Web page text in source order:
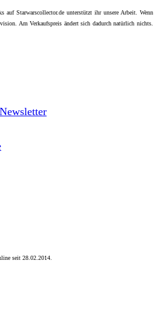
auf Starwarscollector.de unterstützt ihr unsere Arbeit. Wenn
Am Verkaufspreis ändert sich dadurch natürlich nichts.
seit 28.02.2014.